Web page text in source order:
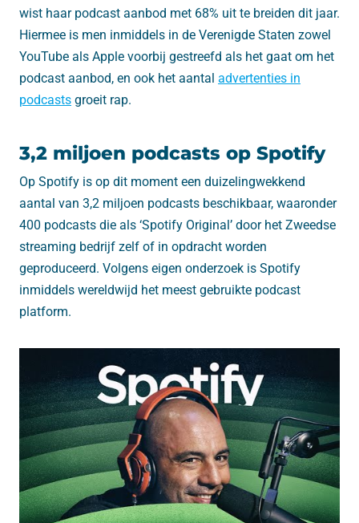
wist haar podcast aanbod met 68% uit te breiden dit jaar.
Hiermee is men inmiddels in de Verenigde Staten zowel
YouTube als Apple voorbij gestreefd als het gaat om het
podcast aanbod, en ook het aantal advertenties in
podcasts groeit rap.
3,2 miljoen podcasts op Spotify
Op Spotify is op dit moment een duizelingwekkend
aantal van 3,2 miljoen podcasts beschikbaar, waaronder
400 podcasts die als ‘Spotify Original’ door het Zweedse
streaming bedrijf zelf of in opdracht worden
geproduceerd. Volgens eigen onderzoek is Spotify
inmiddels wereldwijd het meest gebruikte podcast
platform.